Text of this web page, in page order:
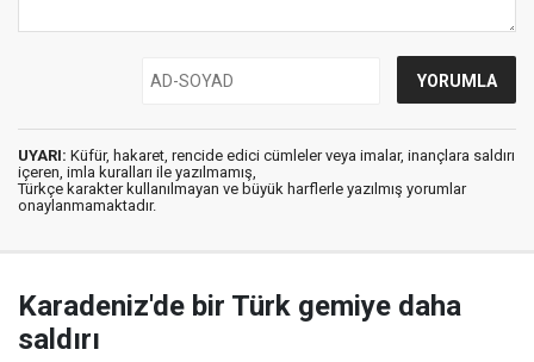
UYARI: Küfür, hakaret, rencide edici cümleler veya imalar, inançlara saldırı
içeren, imla kuralları ile yazılmamış,
Türkçe karakter kullanılmayan ve büyük harflerle yazılmış yorumlar
onaylanmamaktadır.
Karadeniz'de bir Türk gemiye daha
saldırı